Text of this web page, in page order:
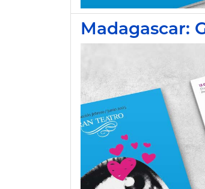
Madagascar: